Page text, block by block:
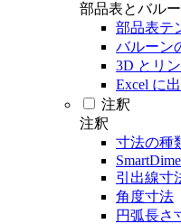
部品表とバル
部品表テ
バルーン
3D とリ
Excel に
注釈
注釈
寸法の種
引出線寸
角度寸法
円弧長さ